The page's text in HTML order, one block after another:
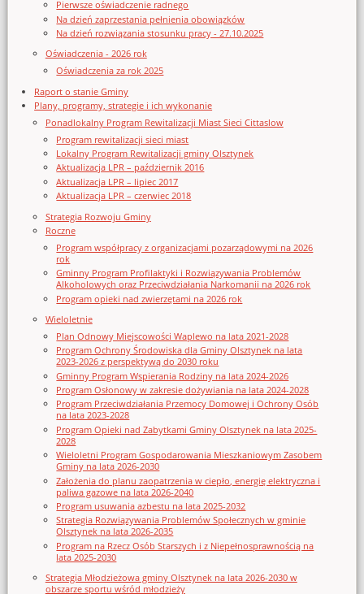
Pierwsze oświadczenie radnego
Na dzień zaprzestania pełnienia obowiązków
Na dzień rozwiązania stosunku pracy - 27.10.2025
Oświadczenia - 2026 rok
Oświadczenia za rok 2025
Raport o stanie Gminy
Plany, programy, strategie i ich wykonanie
Ponadlokalny Program Rewitalizacji Miast Sieci Cittaslow
Program rewitalizacji sieci miast
Lokalny Program Rewitalizacji gminy Olsztynek
Aktualizacja LPR – październik 2016
Aktualizacja LPR – lipiec 2017
Aktualizacja LPR – czerwiec 2018
Strategia Rozwoju Gminy
Roczne
Program współpracy z organizacjami pozarządowymi na 2026
rok
Gminny Program Profilaktyki i Rozwiązywania Problemów
Alkoholowych oraz Przeciwdziałania Narkomanii na 2026 rok
Program opieki nad zwierzętami na 2026 rok
Wieloletnie
Plan Odnowy Miejscowości Waplewo na lata 2021-2028
Program Ochrony Środowiska dla Gminy Olsztynek na lata
2023-2026 z perspektywą do 2030 roku
Gminny Program Wspierania Rodziny na lata 2024-2026
Program Osłonowy w zakresie dożywiania na lata 2024-2028
Program Przeciwdziałania Przemocy Domowej i Ochrony Osób
na lata 2023-2028
Program Opieki nad Zabytkami Gminy Olsztynek na lata 2025-
2028
Wieloletni Program Gospodarowania Mieszkaniowym Zasobem
Gminy na lata 2026-2030
Założenia do planu zaopatrzenia w ciepło, energię elektryczna i
paliwa gazowe na lata 2026-2040
Program usuwania azbestu na lata 2025-2032
Strategia Rozwiązywania Problemów Społecznych w gminie
Olsztynek na lata 2026-2035
Program na Rzecz Osób Starszych i z Niepełnosprawnością na
lata 2025-2030
Strategia Młodzieżowa gminy Olsztynek na lata 2026-2030 w
obszarze sportu wśród młodzieży